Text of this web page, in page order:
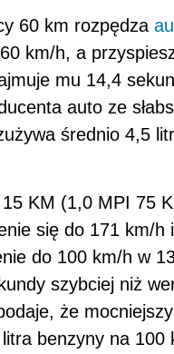
60 km rozpędza
km/h, a
mu 14,4
auto ze
średnio 4,5
KM (1,0 MPI 75
się do 171 km/h i
do 100 km/h w
szybciej niż
że mocniejszy
benzyny na 100